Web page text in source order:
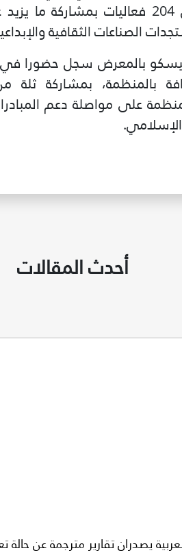
الصناعات الثقافية
بمشاركة ثلة من
على مواصلة دعم
أحدث المقالات
يصدران تقارير مترجمة عن حالة